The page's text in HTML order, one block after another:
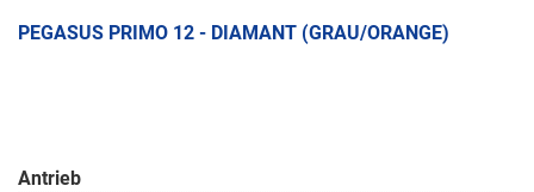
PEGASUS PRIMO 12 - DIAMANT (GRAU/ORANGE)
Antrieb